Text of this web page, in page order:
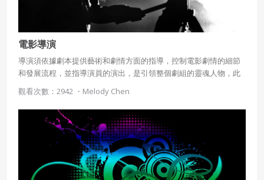
電影導演
導演須依據劇本提供藝術和劇情方面的指導，控制電影劇情的細節
和發展流程，並指導演員的演出，是引領整個劇組的靈魂人物，此
處介紹知名的電影導演：阿利安卓、柯朗、李安、哈札納維西斯、
霍伯、史匹柏等人。
觀看次數：2942 ・ Melody Chen